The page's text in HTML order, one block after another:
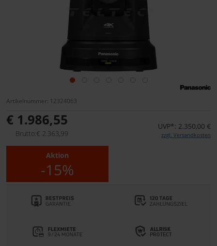
Artikelnummer: 12324063
€ 1.986,55
Brutto:€ 2.363,99
UVP*: 2.350,00 €
zzgl. Versandkosten
Aktion
-15%